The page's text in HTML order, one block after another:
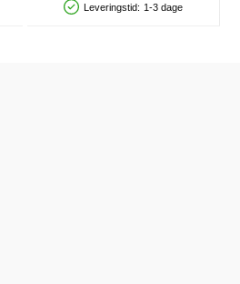
Produkttilgængelighed: På lager
Leveringstid: 1-3 dage